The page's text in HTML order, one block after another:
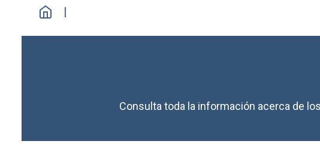
Consulta toda la información acerca de